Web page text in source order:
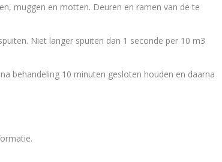
muggen en motten. Deuren en ramen van de te
Niet langer spuiten dan 1 seconde per 10 m3
behandeling 10 minuten gesloten houden en daarna